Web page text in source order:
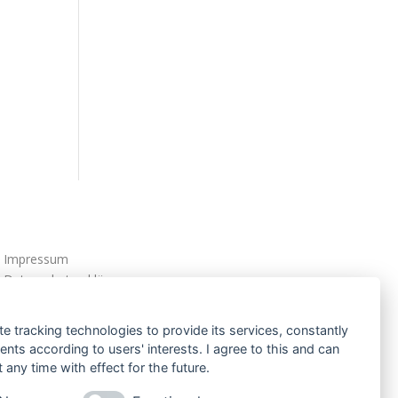
Impressum
Datenschutzerklärung
tracking technologies to provide its services, constantly
according to users' interests. I agree to this and can
any time with effect for the future.